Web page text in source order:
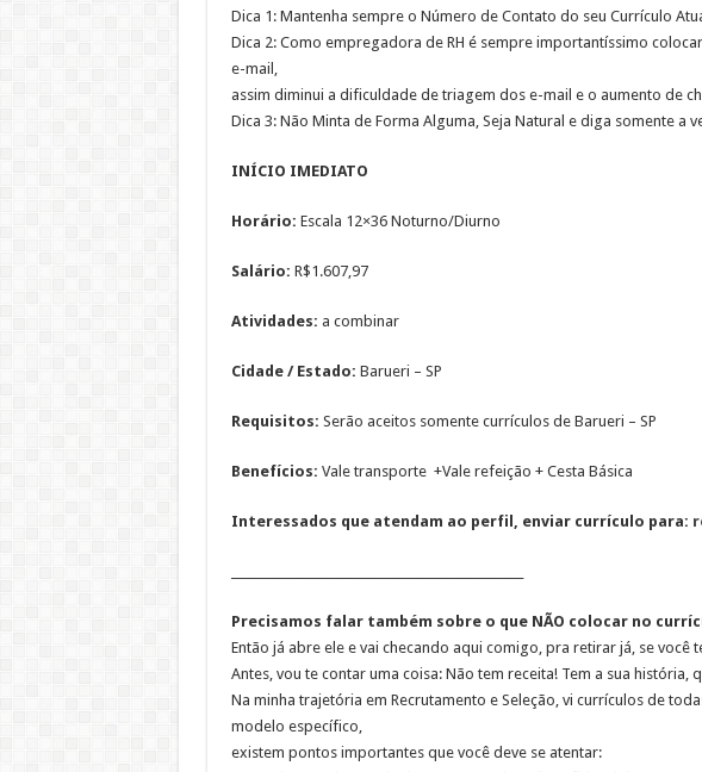
Dica 1: Mantenha sempre o Número de Contato do seu Currículo
Dica 2: Como empregadora de RH é sempre importantíssimo
e-mail,
assim diminui a dificuldade de triagem dos e-mail e o aumento de
Dica 3: Não Minta de Forma Alguma, Seja Natural e diga somente a
INÍCIO IMEDIATO
Horário: Escala 12×36 Noturno/Diurno
Salário: R$1.607,97
Atividades: a combinar
Cidade / Estado: Barueri – SP
Requisitos: Serão aceitos somente currículos de Barueri – SP
Benefícios: Vale transporte +Vale refeição + Cesta Básica
Interessados que atendam ao perfil, enviar currículo para:
Precisamos falar também sobre o que NÃO colocar no
Então já abre ele e vai checando aqui comigo, pra retirar já, se você
Antes, vou te contar uma coisa: Não tem receita! Tem a sua história,
Na minha trajetória em Recrutamento e Seleção, vi currículos de
modelo específico,
existem pontos importantes que você deve se atentar: